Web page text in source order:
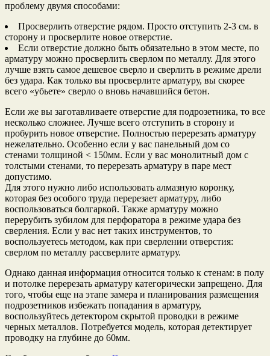
проблему двумя способами:
Просверлить отверстие рядом. Просто отступить 2-3 см. в
сторону и просверлите новое отверстие.
Если отверстие должно быть обязательно в этом месте, по
арматуру можно просверлить сверлом по металлу. Для этого
лучше взять самое дешевое сверло и сверлить в режиме дрели
без удара. Как только вы просверлите арматуру, вы скорее
всего «убьете» сверло о вновь начавшийся бетон.
Если же вы заготавливаете отверстие для подрозетника, то все
несколько сложнее. Лучше всего отступить в сторону и
пробурить новое отверстие. Полностью перерезать арматуру
нежелательно. Особенно если у вас панельный дом со
стенами толщиной < 150мм. Если у вас монолитный дом с
толстыми стенами, то перерезать арматуру в паре мест
допустимо.
Для этого нужно либо использовать алмазную коронку,
которая без особого труда перерезает арматуру, либо
воспользоваться болгаркой. Также арматуру можно
перерубить зубилом для перфоратора в режиме удара без
сверления. Если у вас нет таких инструментов, то
воспользуетесь методом, как при сверлении отверстия:
сверлом по металлу рассверлите арматуру.
Однако данная информация относится только к стенам: в полу
и потолке перерезать арматуру категорически запрещено. Для
того, чтобы еще на этапе замера и планирования размещения
подрозетников избежать попадания в арматуру,
воспользуйтесь детектором скрытой проводки в режиме
черных металлов. Потребуется модель, которая детектирует
проводку на глубине до 60мм.